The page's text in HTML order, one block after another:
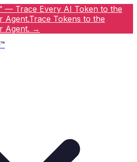
— Trace Every AI Token to the
Agent.Trace Tokens to the
Agent. →